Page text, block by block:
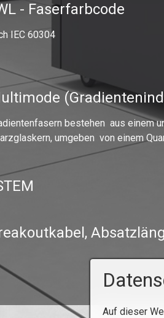
- Faserfarbcode
IEC 60304
bestehen aus einem
umgeben von einem
Auf dieser